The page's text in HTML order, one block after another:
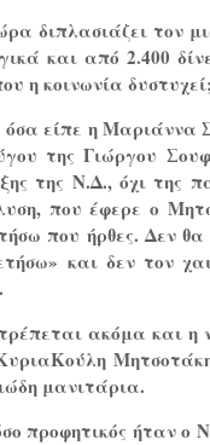
διπλασιάζει τον
και από 2.400
η κοινωνία δυστυχεί;
είπε η Μαριάννα
της Γιώργου
της Ν.Δ., όχι της
που έφερε ο
που ήρθες. Δεν
και δεν τον
ακόμα και η
μανιτάρια.
προφητικός ήταν ο